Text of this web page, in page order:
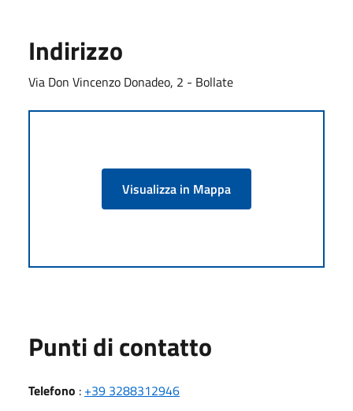
Indirizzo
Via Don Vincenzo Donadeo, 2 - Bollate
Visualizza in Mappa
Punti di contatto
Telefono : +39 3288312946